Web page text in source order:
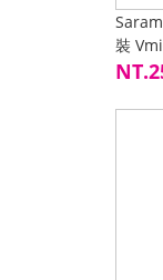
裝
位商品